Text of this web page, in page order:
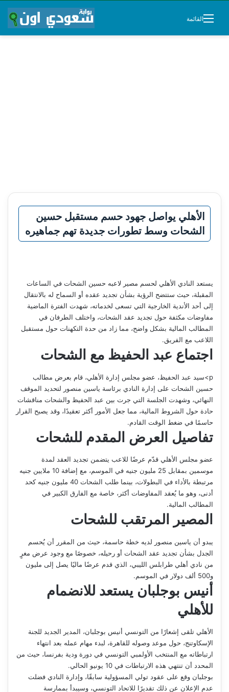
القائمة
الأهلي يواصل جهود حسم مستقبل حسين
الشحات وسط تطورات جديدة تهم جماهيره
يستعد النادي الأهلي لحسم مصير لاعبه حسين الشحات في الساعات
المقبلة، حيث ستتضح الرؤية بشأن تجديد عقده أو السماح له بالانتقال
إلى أحد الأندية الخارجية التي تسعى لخدماته، شهدت الفترة الماضية
مفاوضات مكثفة حول تجديد عقد الشحات، واختلف الطرفان في
المطالب المالية بشكل واضح، مما زاد من حدة التكهنات حول مستقبل
اللاعب مع الفريق.
اجتماع عبد الحفيظ مع الشحات
p>سيد عبد الحفيظ، عضو مجلس إدارة الأهلي، قام بعرض مطالب
حسين الشحات على إدارة النادي برئاسة ياسين منصور لتحديد الموقف
النهائي، وشهدت الجلسة التي جرت بين عبد الحفيظ والشحات مناقشات
حادة حول الشروط المالية، مما جعل الأمور أكثر تعقيدًا، وقد يصبح القرار
حاسمًا في ضغط الوقت القادم.
تفاصيل العرض المقدم للشحات
عضو مجلس الأهلي قدّم عرضًا للاعب يتضمن تجديد العقد لمدة
موسمين بمقابل 25 مليون جنيه في الموسم، مع إضافة 10 ملايين جنيه
مرتبطة بالأداء في البطولات، بينما طلب الشحات 40 مليون جنيه كحد
أدنى، وهو ما يُعقد المفاوضات أكثر، خاصة مع الفارق الكبير في
المطالب المالية.
المصير المرتقب للشحات
يبدو أن ياسين منصور لديه خطة حاسمة، حيث من المقرر أن يُحسم
الجدل بشأن تجديد عقد الشحات أو رحيله، خصوصًا مع وجود عرض مغرٍ
من نادي أهلي طرابلس الليبي، الذي قدم عرضًا ماليًا يصل إلى مليون
و500 ألف دولار في الموسم.
أنيس بوجلبان يستعد للانضمام
للأهلي
الأهلي تلقى إشعارًا من التونسي أنيس بوجلبان، المدير الجديد للجنة
الإسكاوتنج، حول موعد وصوله للقاهرة، لبدء مهام عمله بعد انتهاء
ارتباطاته مع المنتخب الأولمبي التونسي في دورة ودية بفرنسا، حيث من
المحدد أن تنتهي هذه الارتباطات في 10 يونيو الحالي.
بوجلبان وقع على عقود تولي المسؤولية سابقًا، وإدارة النادي فضلت
عدم الإعلان عن ذلك تقديرًا للاتحاد التونسي، وسيبدأ بممارسة